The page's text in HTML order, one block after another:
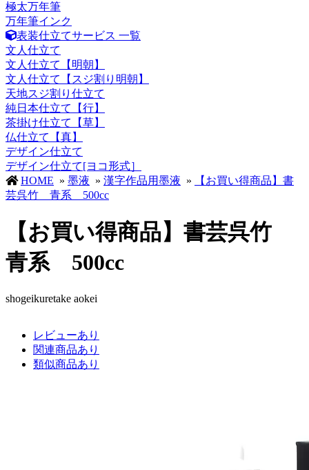
極太万年筆
万年筆インク
表装仕立てサービス 一覧
文人仕立て
文人仕立て【明朝】
文人仕立て【スジ割り明朝】
天地スジ割り仕立て
純日本仕立て【行】
茶掛け仕立て【草】
仏仕立て【真】
デザイン仕立て
デザイン仕立て[ヨコ形式］
HOME » 墨液 » 漢字作品用墨液 »
【お買い得商品】書
芸呉竹 青系 500cc
【お買い得商品】書芸呉竹
青系 500cc
shogeikuretake aokei
レビューあり
関連商品あり
類似商品あり